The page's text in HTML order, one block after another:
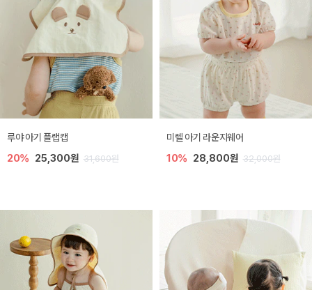
루야 아기 플랩캡
20% 25,300원 31,600원
미렐 아기 라운지웨어
10% 28,800원 32,000원